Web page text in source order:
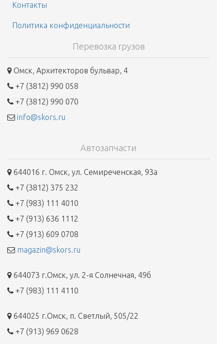
Контакты
Политика конфиденциальности
Перевозка грузов
Омск, Архитекторов бульвар, 4
+7 (3812) 990 058
+7 (3812) 990 070
info@skors.ru
Автозапчасти
644016 г. Омск, ул. Семиреченская, 93а
+7 (3812) 375 232
+7 (983) 111 4010
+7 (913) 636 1112
+7 (913) 609 0708
magazin@skors.ru
644073 г.Омск, ул. 2-я Солнечная, 49б
+7 (983) 111 4110
644025 г.Омск, п. Светлый, 505/22
+7 (913) 969 0628